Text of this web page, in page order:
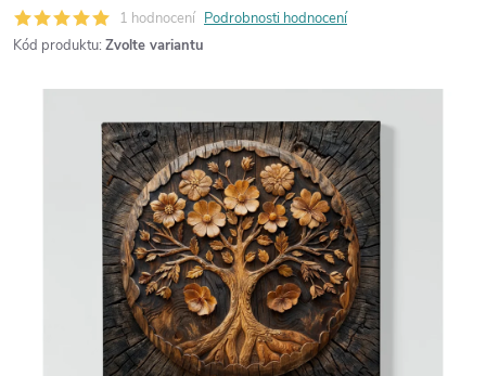
1 hodnocení Podrobnosti hodnocení
Kód produktu: Zvolte variantu